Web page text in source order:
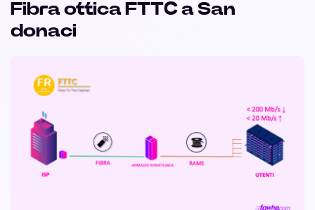
Fibra ottica FTTC a San
donaci